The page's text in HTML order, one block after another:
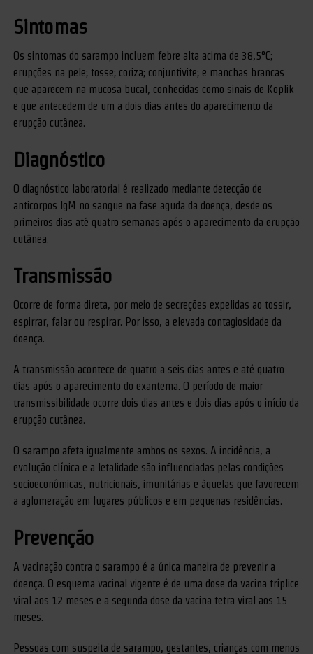
Sintomas
Os sintomas do sarampo incluem febre alta acima de 38,5°C;
erupções na pele; tosse; coriza; conjuntivite; e manchas brancas
que aparecem na mucosa bucal, conhecidas como sinais de Koplik
e que antecedem de um a dois dias antes do aparecimento da
erupção cutânea.
Diagnóstico
O diagnóstico laboratorial é realizado mediante detecção de
anticorpos IgM no sangue na fase aguda da doença, desde os
primeiros dias até quatro semanas após o aparecimento da erupção
cutânea.
Transmissão
Ocorre de forma direta, por meio de secreções expelidas ao tossir,
espirrar, falar ou respirar. Por isso, a elevada contagiosidade da
doença.
A transmissão acontece de quatro a seis dias antes e até quatro
dias após o aparecimento do exantema. O período de maior
transmissibilidade ocorre dois dias antes e dois dias após o início da
erupção cutânea.
O sarampo afeta igualmente ambos os sexos. A incidência, a
evolução clínica e a letalidade são influenciadas pelas condições
socioeconômicas, nutricionais, imunitárias e àquelas que favorecem
a aglomeração em lugares públicos e em pequenas residências.
Prevenção
A vacinação contra o sarampo é a única maneira de prevenir a
doença. O esquema vacinal vigente é de uma dose da vacina tríplice
viral aos 12 meses e a segunda dose da vacina tetra viral aos 15
meses.
Pessoas com suspeita de sarampo, gestantes, crianças com menos